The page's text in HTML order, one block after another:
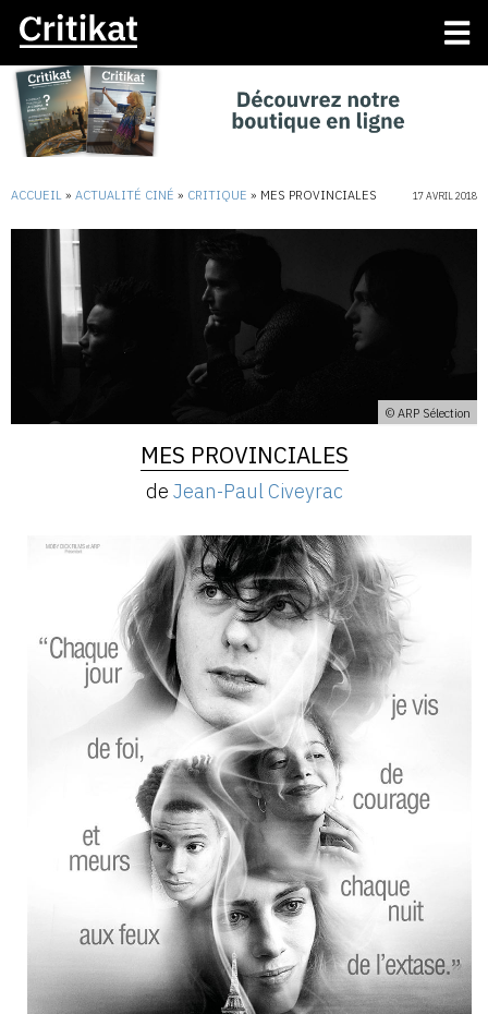
ACCUEIL » ACTUALITÉ CINÉ » CRITIQUE » MES PROVINCIALES 17 AVRIL 2018
© ARP Sélection
MES PROVINCIALES
de Jean-Paul Civeyrac